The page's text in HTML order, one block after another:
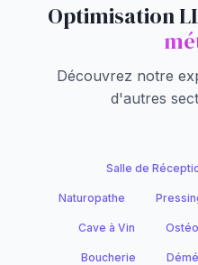
Optimisation
Découvrez notre
d'autres
Salle de
Naturopathe
Cave à Vin
Boucherie